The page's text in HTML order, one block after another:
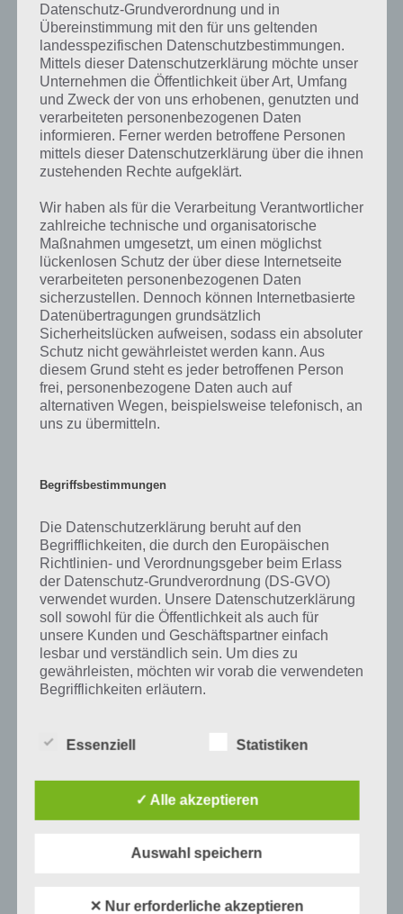
Graffiti ist die Lösung für das tägliche Rätsel am 7.8.2021 in 4 Bilder 1
Wort, doch welche Bedeutung hat dieses eigentlich und was gibt es
dazu zu wissen? Passt das Wort auch zu Großstadtleben? Zu
bestimmten Lösungen präsentieren wir daher auch immer eine
kurze Begriffserklärung!
Auch wenn Graffiti kein deutsches Wort ist, so ist es im deutschen
Sprachgebrauch mittlerweile angekommen. So meint man damit ein
Wandbild, wobei Graffiti meist auch negativ belastet und auch als
Wandschmiererei bezeichnet.
“Graffito” kommt aus dem Italienischen und bedeutet in etwa “mit
einem Griffel kratzen”. Die ersten, urtümlichen Graffitis entstanden
schon im alten Ägypten. Das moderne Graffiti, wie wir es kennen,
entstand in den 1970er Jahren in New York. Obwohl zu diesem
Zeitpunkt die Spraydose schon seit Jahrzehnten erfunden war,
benutzten die ersten Graffiti-Künstler eher Marker und Filzstifte.
Laut Duden ist statt Graffito auch Graffiti im Singular und Graffitis im
Plural möglich.
Wie bereits erwähnt sind Graffiti meist illegal, denn diese werden auf
Oberflächen durch verschiedene Techniken aufgebracht, meistens
müssen jährlich hunderte Millionen Euro ausgegeben werden. Auch
stehende Züge meist in der Nacht gesprüht und müssen dann erst
wieder aufwendig gesäubert werden.
Auf WhatsApp teilen Teilen auf Facebook
Tweet auf Twitter
Mehr Artikel hier auf Touchportal
Datenschutz-Grundverordnung und in
Übereinstimmung mit den für uns geltenden
landesspezifischen Datenschutzbestimmungen.
Mittels dieser Datenschutzerklärung möchte unser
Unternehmen die Öffentlichkeit über Art, Umfang
und Zweck der von uns erhobenen, genutzten und
verarbeiteten personenbezogenen Daten
informieren. Ferner werden betroffene Personen
mittels dieser Datenschutzerklärung über die ihnen
zustehenden Rechte aufgeklärt.
Wir haben als für die Verarbeitung Verantwortlicher
zahlreiche technische und organisatorische
Maßnahmen umgesetzt, um einen möglichst
lückenlosen Schutz der über diese Internetseite
verarbeiteten personenbezogenen Daten
sicherzustellen. Dennoch können Internetbasierte
Datenübertragungen grundsätzlich
Sicherheitslücken aufweisen, sodass ein absoluter
Schutz nicht gewährleistet werden kann. Aus
diesem Grund steht es jeder betroffenen Person
frei, personenbezogene Daten auch auf
alternativen Wegen, beispielsweise telefonisch, an
uns zu übermitteln.
Begriffsbestimmungen
Die Datenschutzerklärung beruht auf den
Begrifflichkeiten, die durch den Europäischen
Richtlinien- und Verordnungsgeber beim Erlass
der Datenschutz-Grundverordnung (DS-GVO)
verwendet wurden. Unsere Datenschutzerklärung
soll sowohl für die Öffentlichkeit als auch für
unsere Kunden und Geschäftspartner einfach
lesbar und verständlich sein. Um dies zu
gewährleisten, möchten wir vorab die verwendeten
Begrifflichkeiten erläutern.
unter anderem die folgenden Begriffe:
a) personenbezogene Daten
Personenbezogene Daten sind alle
Folgenden „betroffene Person") beziehen.
Essenziell Statistiken
✓ Alle akzeptieren
Auswahl speichern
✕ Nur erforderliche akzeptieren